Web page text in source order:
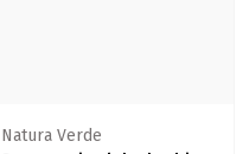
Natura Verde